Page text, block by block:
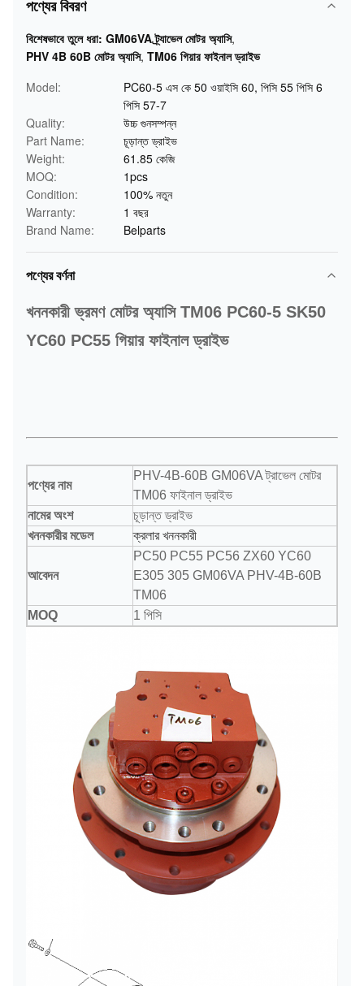
পণ্যের বিবরণ
বিশেষভাবে তুলে ধরা: GM06VA ট্র্যাভেল মোটর অ্যাসি,
PHV 4B 60B মোটর অ্যাসি, TM06 গিয়ার ফাইনাল ড্রাইভ
Model:
PC60-5 এস কে 50 ওয়াইসি 60, পিসি 55 পিসি 6
পিসি 57-7
Quality:
উচ্চ গুনসম্পন্ন
Part Name:
চূড়ান্ত ড্রাইভ
Weight:
61.85 কেজি
MOQ:
1pcs
Condition:
100% নতুন
Warranty:
1 বছর
Brand Name:
Belparts
পণ্যের বর্ণনা
খননকারী ভ্রমণ মোটর অ্যাসি TM06 PC60-5 SK50
YC60 PC55 গিয়ার ফাইনাল ড্রাইভ
পণ্যের নাম
PHV-4B-60B GM06VA ট্রাভেল মোটর
TM06 ফাইনাল ড্রাইভ
নামের অংশ
চূড়ান্ত ড্রাইভ
খননকারীর মডেল
ক্রলার খননকারী
আবেদন
PC50 PC55 PC56 ZX60 YC60
E305 305 GM06VA PHV-4B-60B
TM06
MOQ
1 পিসি
স্ট্যান্ডার্ড শিপিং প্যাকেজ